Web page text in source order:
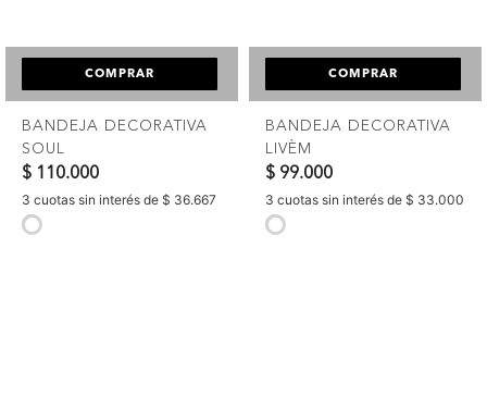
COMPRAR
BANDEJA DECORATIVA
SOUL
$ 110.000
3 cuotas sin interés de $ 36.667
COMPRAR
BANDEJA DECORATIVA
LIVÈM
$ 99.000
3 cuotas sin interés de $ 33.000